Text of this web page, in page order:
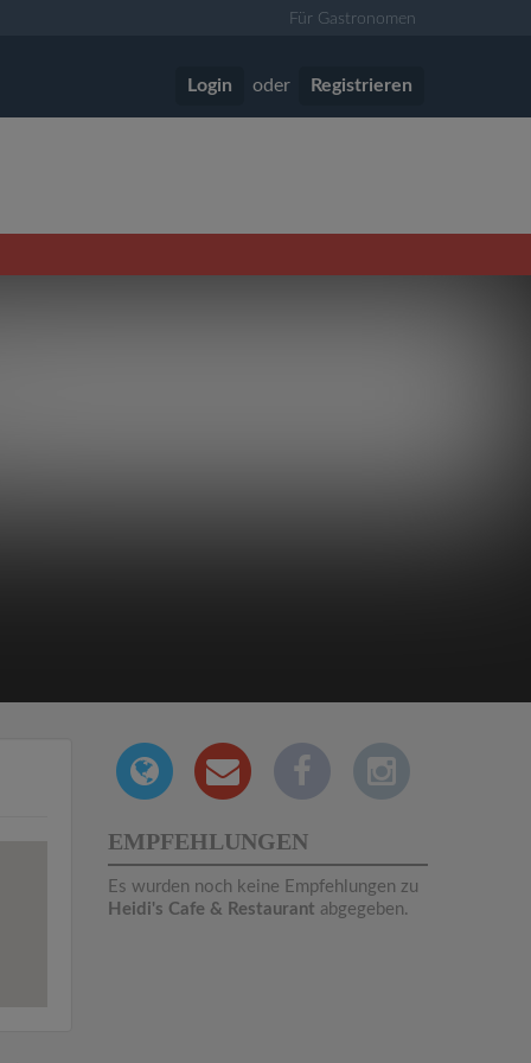
Für Gastronomen
Login oder Registrieren
EMPFEHLUNGEN
Es wurden noch keine Empfehlungen zu
Heidi's Cafe & Restaurant abgegeben.